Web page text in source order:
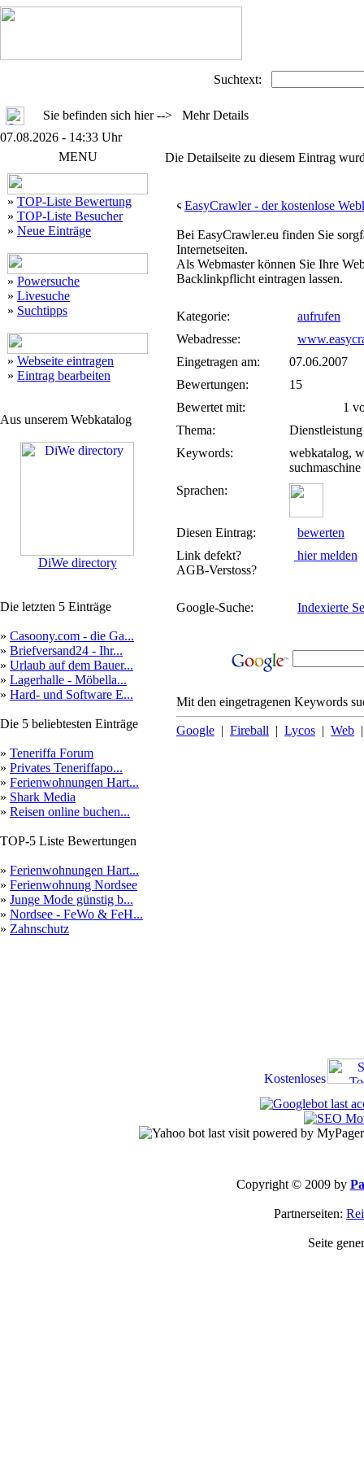
Suchtext:
Sie befinden sich hier --> Mehr Details
07.08.2026 - 14:33 Uhr
MENU
» TOP-Liste Bewertung
» TOP-Liste Besucher
» Neue Einträge
» Powersuche
» Livesuche
» Suchtipps
» Webseite eintragen
» Eintrag bearbeiten
Aus unserem Webkatalog
DiWe directory
Die letzten 5 Einträge
» Casoony.com - die Ga...
» Briefversand24 - Ihr...
» Urlaub auf dem Bauer...
» Lagerhalle - Möbella...
» Hard- und Software E...
Die 5 beliebtesten Einträge
» Teneriffa Forum
» Privates Teneriffapo...
» Ferienwohnungen Hart...
» Shark Media
» Reisen online buchen...
TOP-5 Liste Bewertungen
» Ferienwohnungen Hart...
» Ferienwohnung Nordsee
» Junge Mode günstig b...
» Nordsee - FeWo & FeH...
» Zahnschutz
Die Detailseite zu diesem Eintrag
EasyCrawler - der kostenlose
Bei EasyCrawler.eu finden Sie
Internetseiten.
Als Webmaster können Sie Ihre
Backlinkpflicht eintragen lassen.
Kategorie:
aufrufen
Webadresse:
Eingetragen am:
07.06.2007
Bewertungen:
15
Bewertet mit:
1
Thema:
Dienstleistung
Keywords:
webkatalog,
suchmaschine
Sprachen:
Diesen Eintrag:
bewerten
Link defekt?
AGB-Verstoss?
hier melden
Google-Suche: Indexierte
Mit den eingetragenen Keywords
Google | Fireball | Lycos | Web
Copyright © 2009 by
Partnerseiten:
Seite